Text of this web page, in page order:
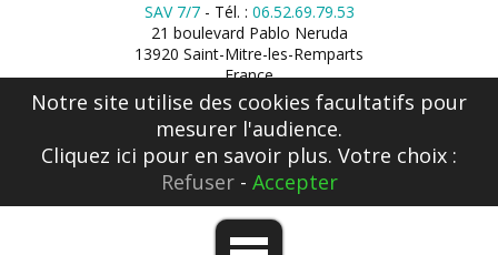
SAV 7/7- Tél. : 06.52.69.79.53
21 boulevard Pablo Neruda
13920 Saint-Mitre-les-Remparts
France
Notre site utilise des cookies facultatifs pour
mesurer l'audience.
Cliquez ici pour en savoir plus. Votre choix :
Refuser- Accepter